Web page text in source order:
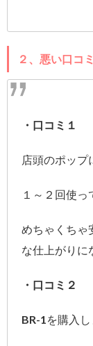
２、悪い口コ
・口コミ１
店頭のポップ
１～２回使っ
めちゃくちゃ
な仕上がりに
・口コミ２
BR-1を購入し